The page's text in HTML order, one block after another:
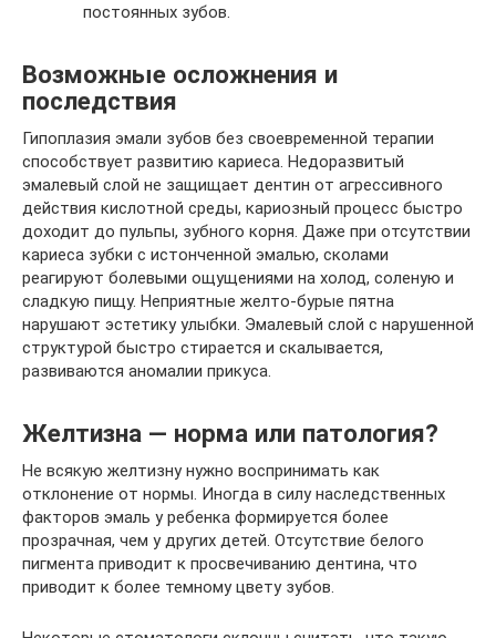
постоянных зубов.
Возможные осложнения и
последствия
Гипоплазия эмали зубов без своевременной терапии
способствует развитию кариеса. Недоразвитый
эмалевый слой не защищает дентин от агрессивного
действия кислотной среды, кариозный процесс быстро
доходит до пульпы, зубного корня. Даже при отсутствии
кариеса зубки с истонченной эмалью, сколами
реагируют болевыми ощущениями на холод, соленую и
сладкую пищу. Неприятные желто-бурые пятна
нарушают эстетику улыбки. Эмалевый слой с нарушенной
структурой быстро стирается и скалывается,
развиваются аномалии прикуса.
Желтизна — норма или патология?
Не всякую желтизну нужно воспринимать как
отклонение от нормы. Иногда в силу наследственных
факторов эмаль у ребенка формируется более
прозрачная, чем у других детей. Отсутствие белого
пигмента приводит к просвечиванию дентина, что
приводит к более темному цвету зубов.